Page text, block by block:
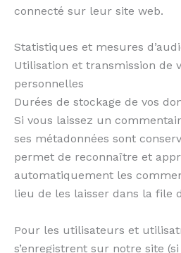
connecté sur leur site web.
Statistiques et mesures
Utilisation et transmission de
personnelles
Durées de stockage de vos
Si vous laissez un
ses métadonnées sont
permet de reconnaître et
automatiquement les
lieu de les laisser dans la file
Pour les utilisateurs et
s’enregistrent sur notre site